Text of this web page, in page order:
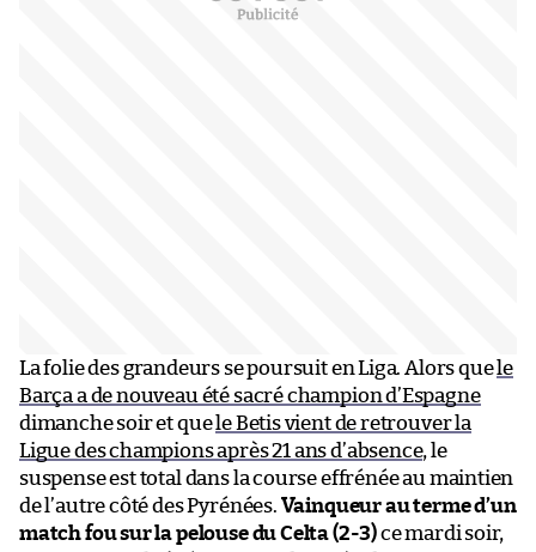
La folie des grandeurs se poursuit en Liga. Alors quele
Barça a de nouveau été sacré champion d’Espagne
dimanche soir et quele Betis vient de retrouver la
Ligue des champions après 21 ans d’absence, le
suspense est total dans la course effrénée au maintien
de l’autre côté des Pyrénées. Vainqueur au terme d’un
match fou sur la pelouse du Celta (2-3)ce mardi soir,